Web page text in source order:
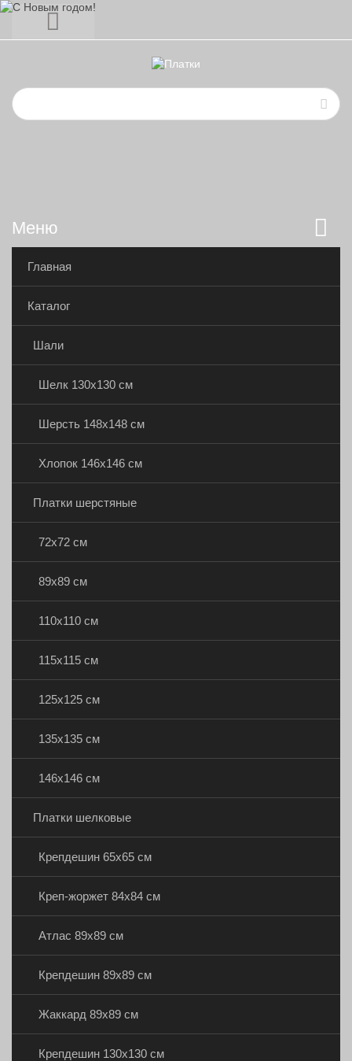
Меню
Главная
Каталог
Шали
Шелк 130х130 см
Шерсть 148х148 см
Хлопок 146х146 см
Платки шерстяные
72х72 см
89х89 см
110х110 см
115х115 см
125х125 см
135х135 см
146х146 см
Платки шелковые
Крепдешин 65х65 см
Креп-жоржет 84х84 см
Атлас 89х89 см
Крепдешин 89х89 см
Жаккард 89х89 см
Крепдешин 130х130 см